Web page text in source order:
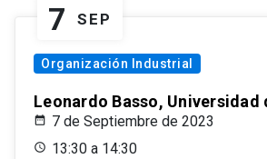
7 SEP
Organización Industrial
Leonardo Basso, Universidad
7 de Septiembre de 2023
13:30 a 14:30